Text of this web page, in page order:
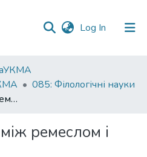
Log In (current)
085: Філологічні науки
Лексикографія: між ремеслом і наукою
ремеслом і